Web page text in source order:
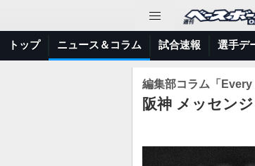
トップ ニュース＆コラム 試合速報 選手デ
編集部コラム「
阪神 メッセン